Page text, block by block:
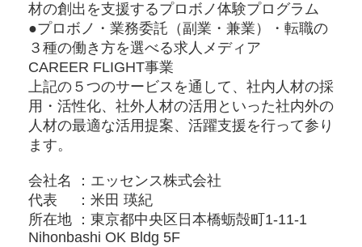
材の創出を支援するプロボノ体験プログラム
●プロボノ・業務委託（副業・兼業）・転職の
３種の働き方を選べる求人メディア
CAREER FLIGHT事業
上記の５つのサービスを通して、社内人材の採
用・活性化、社外人材の活用といった社内外の
人材の最適な活用提案、活躍支援を行って参り
ます。
会社名 ：エッセンス株式会社
代表 ：⽶⽥ 瑛紀
所在地 ：東京都中央区⽇本橋蛎殻町1-11-1
Nihonbashi OK Bldg 5F